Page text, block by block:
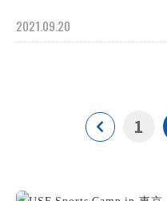
2021.09.20
1